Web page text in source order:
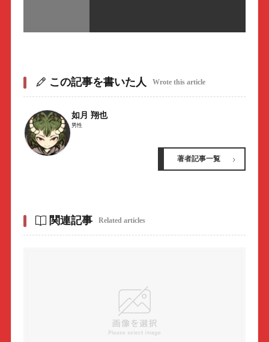
この記事を書いた人 Wrote this article
如月 翔也
男性
著者記事一覧
関連記事 Related articles